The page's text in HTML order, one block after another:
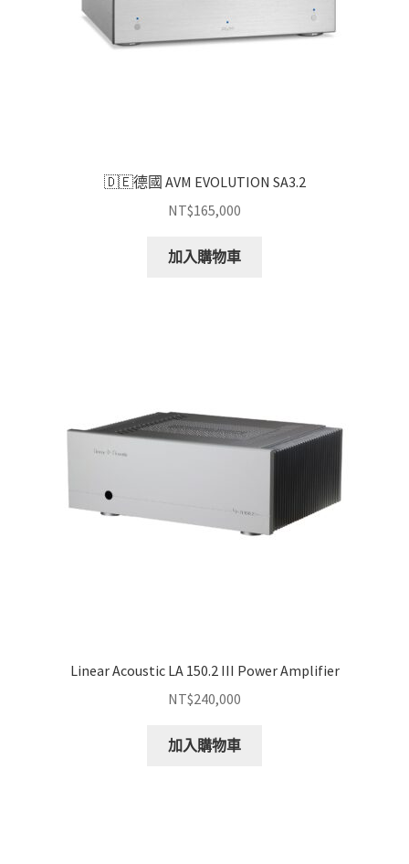
🇩🇪德國 AVM EVOLUTION SA3.2
NT$165,000
加入購物車
Linear Acoustic LA 150.2 III Power Amplifier
NT$240,000
加入購物車